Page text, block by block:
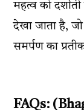
महत्व को
देखा जाता है,
समर्पण का
FAQs: